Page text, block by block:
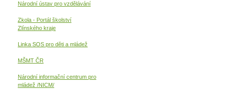
Národní ústav pro vzdělávání
Zkola - Portál školství
Zlínského kraje
Linka SOS pro děti a mládež
MŠMT ČR
Národní informační centrum pro
mládež /NICM/